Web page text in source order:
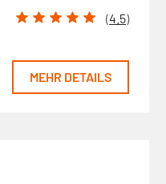
(4.5)
MEHR DETAILS